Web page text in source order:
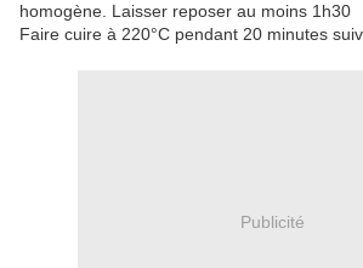
homogène. Laisser reposer au moins 1h30
Faire cuire à 220°C pendant 20 minutes
Publicité